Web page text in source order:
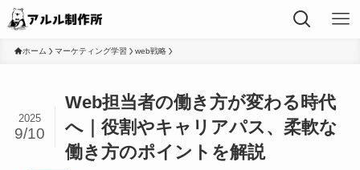
ホーム マーケティング学習 web戦略
Web担当者の働き方が変わる時代
へ｜役割やキャリアパス、柔軟な
働き方のポイントを解説
2025
9/10